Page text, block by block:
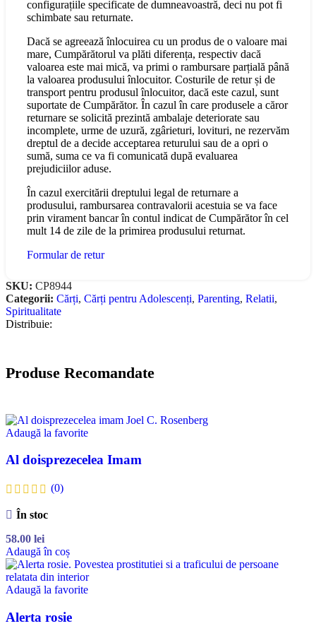
configurațiile specificate de dumneavoastră, deci nu pot fi
schimbate sau returnate.
Dacă se agreează înlocuirea cu un produs de o valoare mai
mare, Cumpărătorul va plăti diferența, respectiv dacă
valoarea este mai mică, va primi o rambursare parțială până
la valoarea produsului înlocuitor. Costurile de retur și de
transport pentru produsul înlocuitor, dacă este cazul, sunt
suportate de Cumpărător. În cazul în care produsele a căror
returnare se solicită prezintă ambalaje deteriorate sau
incomplete, urme de uzură, zgârieturi, lovituri, ne rezervăm
dreptul de a decide acceptarea returului sau de a opri o
sumă, suma ce va fi comunicată după evaluarea
prejudiciilor aduse.
În cazul exercitării dreptului legal de returnare a
produsului, rambursarea contravalorii acestuia se va face
prin virament bancar în contul indicat de Cumpărător în cel
mult 14 de zile de la primirea produsului returnat.
Formular de retur
SKU: CP8944
Categorii: Cărți, Cărți pentru Adolescenți, Parenting, Relatii,
Spiritualitate
Distribuie:
Produse Recomandate
Adaugă la favorite
Al doisprezecelea Imam
(0)
În stoc
58.00 lei
Adaugă în coș
Adaugă la favorite
Alerta rosie